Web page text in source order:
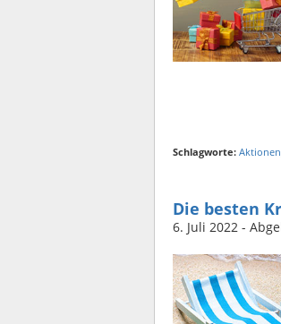
Schlagworte: Aktionen
Die besten
6. Juli 2022 -